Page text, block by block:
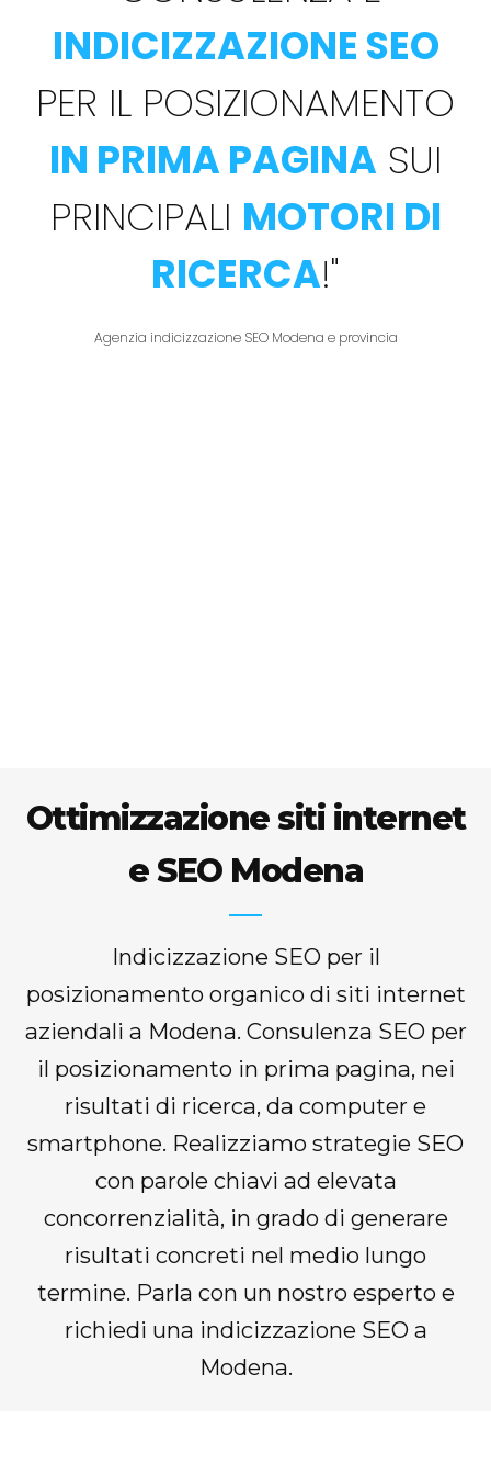
INDICIZZAZIONE SEO
PER IL POSIZIONAMENTO
IN PRIMA PAGINA SUI
PRINCIPALI MOTORI DI
RICERCA!"
Agenzia indicizzazione SEO Modena e provincia
Ottimizzazione siti internet
e SEO Modena
Indicizzazione SEO per il
posizionamento organico di siti internet
aziendali a Modena. Consulenza SEO per
il posizionamento in prima pagina, nei
risultati di ricerca, da computer e
smartphone. Realizziamo strategie SEO
con parole chiavi ad elevata
concorrenzialità, in grado di generare
risultati concreti nel medio lungo
termine. Parla con un nostro esperto e
richiedi una indicizzazione SEO a
Modena.